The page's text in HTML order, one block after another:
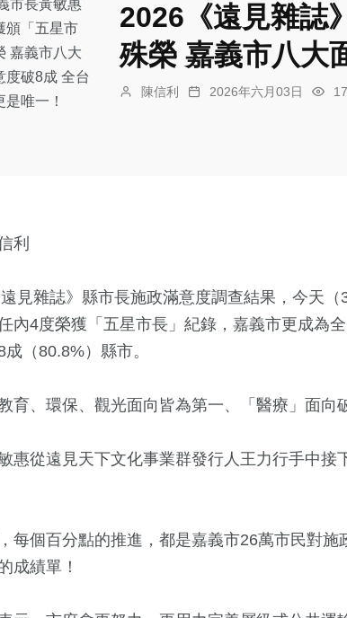
2026《遠見雜誌
殊榮 嘉義市八大
陳信利 2026年六月03日
利
見雜誌》縣市長施政滿意度調查結果，今天
內4度榮獲「五星市長」紀錄，嘉義市更成為
成（80.8%）縣市。
育、環保、觀光面向皆為第一、「醫療」面向
惠從遠見天下文化事業群發行人王力行手中接
每個百分點的推進，都是嘉義市26萬市民對
成績單！